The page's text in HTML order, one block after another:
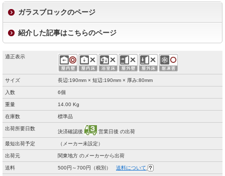
ガラスブロックのページ
紹介した記事はこちらのページ
適正表示
サイズ 長辺:190mm × 短辺:190mm × 厚み:80mm
入数 6個
重量 14.00 Kg
在庫数 標準品
出荷所要日数
決済確認後 営業日後 の出荷
最短出荷予定 （メーカー未設定）
出荷元 関東地方 のメーカーから出荷
送料 500円～700円（税別） 送料について